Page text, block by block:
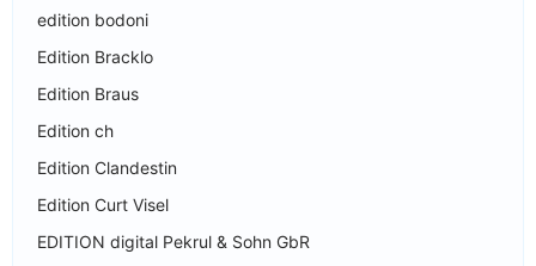
edition bodoni
Edition Bracklo
Edition Braus
Edition ch
Edition Clandestin
Edition Curt Visel
EDITION digital Pekrul & Sohn GbR